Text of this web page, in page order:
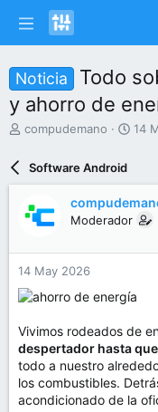
Noticia
Todo
y ahorro de
I
a
r
d
e
l
t
e
m
a
compudemano
F
d
e
n
i
14
Software Android
Moderador
14 May 2026
Vivimos rodeados de
despertador hasta
todo a nuestro
los combustibles.
acondicionado de la